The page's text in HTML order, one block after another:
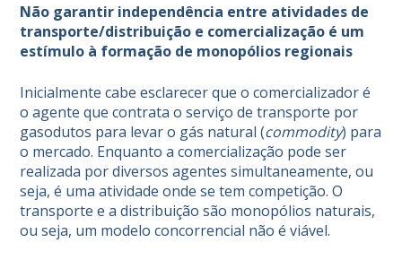
Não garantir independência entre atividades de
transporte/distribuição e comercialização é um
estímulo à formação de monopólios regionais
Inicialmente cabe esclarecer que o comercializador é
o agente que contrata o serviço de transporte por
gasodutos para levar o gás natural (commodity) para
o mercado. Enquanto a comercialização pode ser
realizada por diversos agentes simultaneamente, ou
seja, é uma atividade onde se tem competição. O
transporte e a distribuição são monopólios naturais,
ou seja, um modelo concorrencial não é viável.